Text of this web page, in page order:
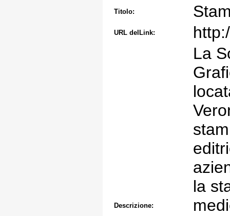
Titolo:
URL delLink:
Descrizione:
La
la